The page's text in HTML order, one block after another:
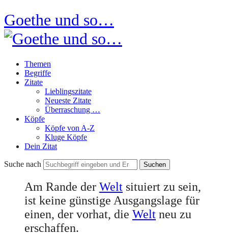
Goethe und so…
Themen
Begriffe
Zitate
Lieblingszitate
Neueste Zitate
Überraschung …
Köpfe
Köpfe von A-Z
Kluge Köpfe
Dein Zitat
Suche nach
Am Rande der Welt situiert zu sein,
ist keine günstige Ausgangslage für
einen, der vorhat, die Welt neu zu
erschaffen.